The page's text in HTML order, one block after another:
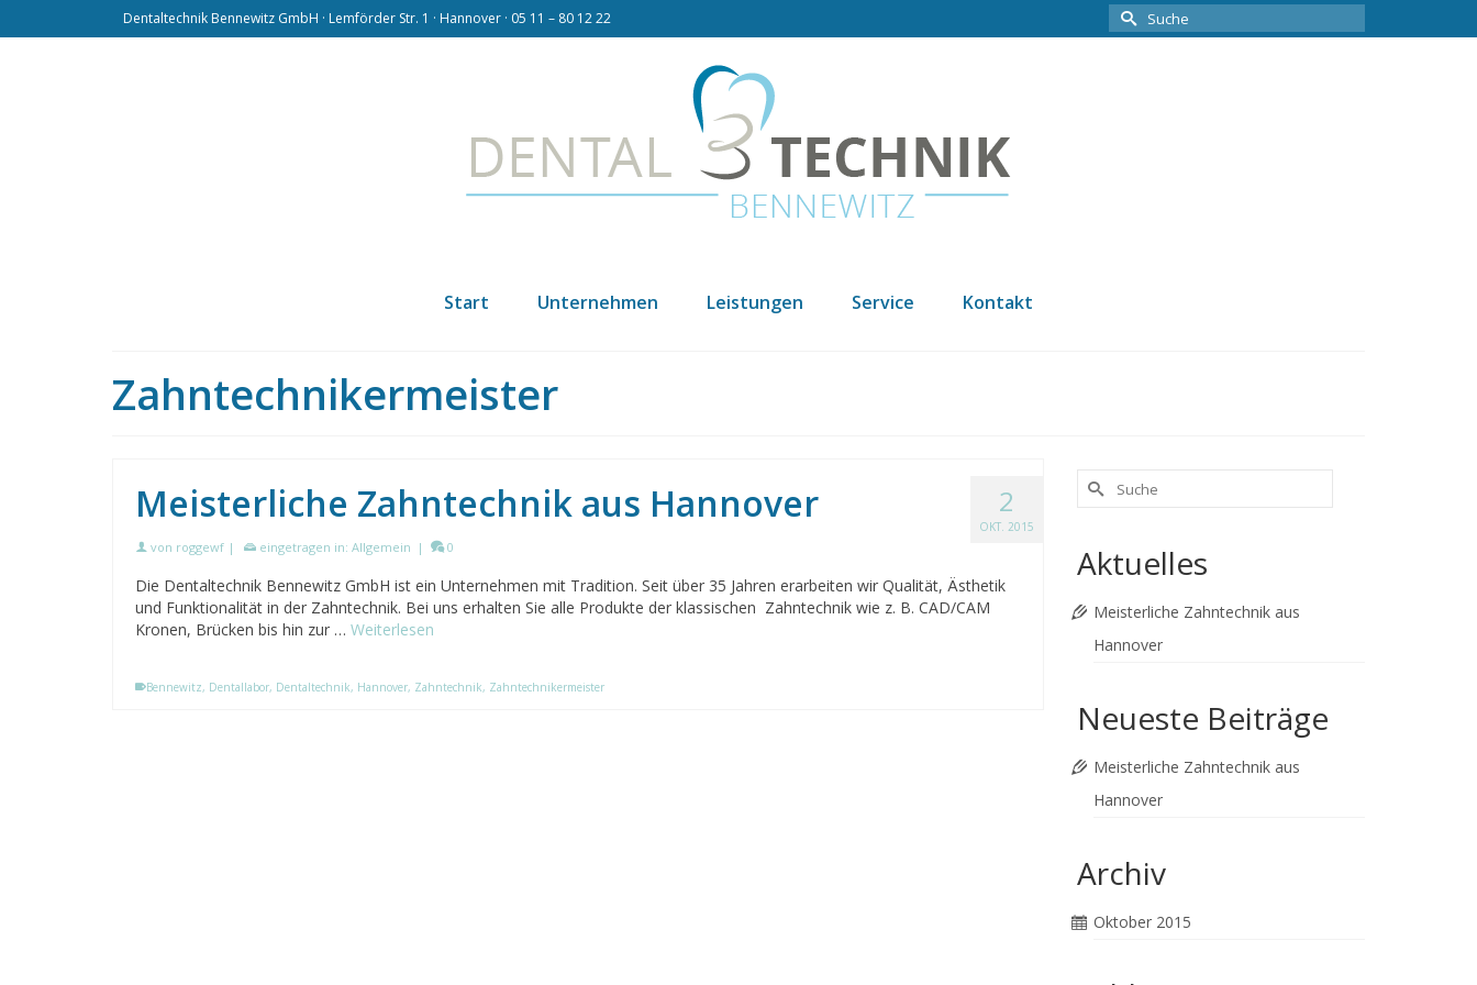
Dentaltechnik Bennewitz GmbH · Lemförder Str. 1 · Hannover · 05 11 – 80 12 22
Suche
nach:
Start Unternehmen Leistungen Service Kontakt
Zahntechnikermeister
2
OKT. 2015
Meisterliche Zahntechnik aus Hannover
von roggewf | eingetragen in: Allgemein | 0
Die Dentaltechnik Bennewitz GmbH ist ein Unternehmen mit Tradition. Seit über 35 Jahren erarbeiten wir Qualität, Ästhetik
und Funktionalität in der Zahntechnik. Bei uns erhalten Sie alle Produkte der klassischen Zahntechnik wie z. B. CAD/CAM
Kronen, Brücken bis hin zur … Weiterlesen
Bennewitz, Dentallabor, Dentaltechnik, Hannover, Zahntechnik, Zahntechnikermeister
Suche
nach:
Aktuelles
Meisterliche Zahntechnik aus
Hannover
Neueste Beiträge
Meisterliche Zahntechnik aus
Hannover
Archiv
Oktober 2015